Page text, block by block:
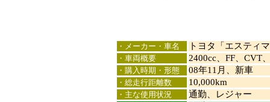
・メーカー・車名 トヨタ「エスティ
・車両概要 2400cc、FF、CVT
・購入時期・形態 08年11月、新車
・総走行距離数 10,000km
・主な使用状況 通勤、レジャー